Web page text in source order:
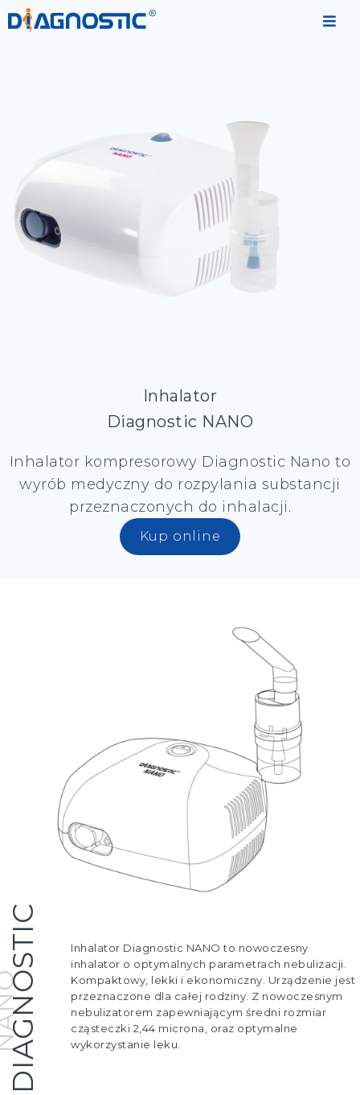
Inhalator
Diagnostic NANO
Inhalator kompresorowy Diagnostic Nano to
wyrób medyczny do rozpylania substancji
przeznaczonych do inhalacji.
Kup online
Inhalator Diagnostic NANO to nowoczesny
inhalator o optymalnych parametrach nebulizacji.
Kompaktowy, lekki i ekonomiczny. Urządzenie jest
przeznaczone dla całej rodziny. Z nowoczesnym
nebulizatorem zapewniającym średni rozmiar
cząsteczki 2,44 microna, oraz optymalne
wykorzystanie leku.
DIAGNOSTIC